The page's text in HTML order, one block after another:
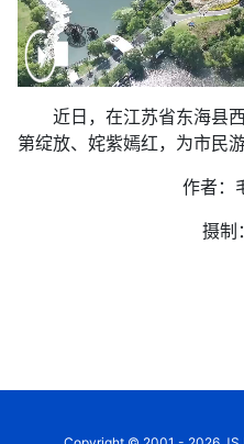
近日，在江苏省东海县西
第绽放、姹紫嫣红，为市民
作者：
摄制